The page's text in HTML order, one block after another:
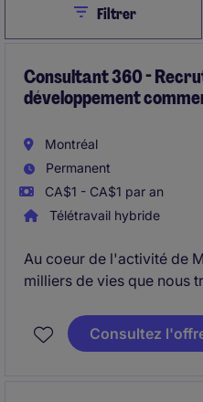
CloseFiltrer
Consultant 360 -
développement
Montréal
Permanent
CA$1 - CA$1 par an
Télétravail hybride
Au coeur de l'activité de
milliers de vies que nous
nos clients et candidats,
opportunités de carrière
Consultez